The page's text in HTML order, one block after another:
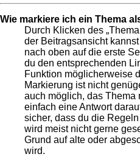
Wie markiere ich ein Thema
Durch Klicken des
der Beitragsansicht
nach oben auf die erste
du den entsprechenden
Funktion möglicherweise
Markierung ist nicht
auch möglich, das Thema
einfach eine Antwort
sicher, dass du die
wird meist nicht gerne
Grund auf alte oder
wird.